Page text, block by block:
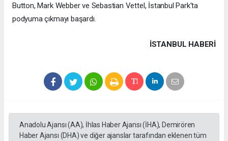
Button, Mark Webber ve Sebastian Vettel, İstanbul Park'ta
podyuma çıkmayı başardı.
İSTANBUL HABERİ
Anadolu Ajansı (AA), İhlas Haber Ajansı (İHA), Demirören
Haber Ajansı (DHA) ve diğer ajanslar tarafından eklenen tüm